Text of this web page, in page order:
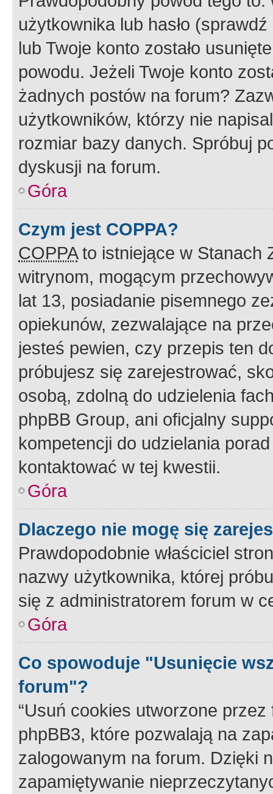
użytkownika lub hasło
lub Twoje konto zostało
powodu. Jeżeli Twoje konto
żadnych postów na forum?
użytkowników, którzy nie
rozmiar bazy danych. Spróbuj
dyskusji na forum.
Góra
Czym jest COPPA?
COPPAto istniejące w Stanach
witrynom, mogącym
lat 13, posiadanie pisemnego
opiekunów, zezwalające na
jesteś pewien, czy przepis ten
próbujesz się zarejestrować,
osobą, zdolną do udzielenia
phpBB Group, ani oficjalny
kompetencji do udzielania
kontaktować w tej kwestii.
Góra
Dlaczego nie mogę się
Prawdopodobnie właściciel
nazwy użytkownika, której
się z administratorem forum w
Góra
Co spowoduje "Usunięcie
forum"?
“Usuń cookies utworzone
phpBB3, które pozwalają na
zalogowanym na forum. Dzięki
zapamiętywanie